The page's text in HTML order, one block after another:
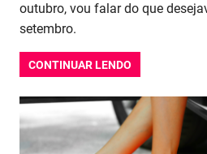
outubro, vou falar do que
setembro.
CONTINUAR LENDO